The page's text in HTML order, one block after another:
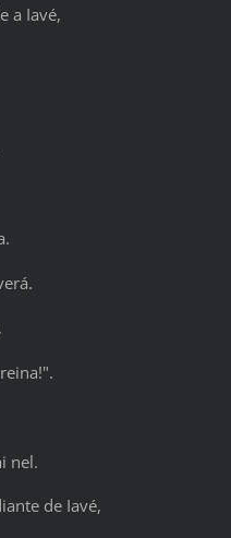
a Iavé,
nel.
de Iavé,